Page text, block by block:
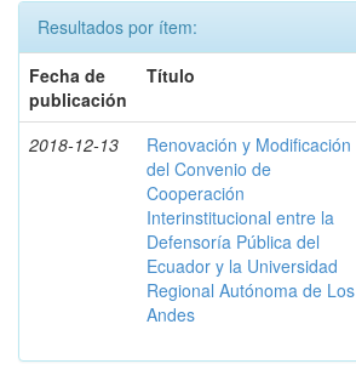
Resultados por ítem:
Fecha de
publicación
Título
2018-12-13
Renovación y Modificación
del Convenio de
Cooperación
Interinstitucional entre la
Defensoría Pública del
Ecuador y la Universidad
Regional Autónoma de Los
Andes